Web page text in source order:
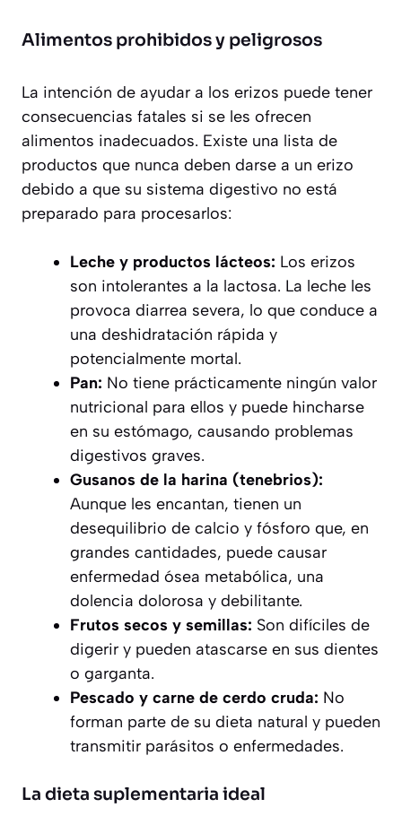
Alimentos prohibidos y peligrosos
La intención de ayudar a los erizos puede tener
consecuencias fatales si se les ofrecen
alimentos inadecuados. Existe una lista de
productos que nunca deben darse a un erizo
debido a que su sistema digestivo no está
preparado para procesarlos:
Leche y productos lácteos: Los erizos
son intolerantes a la lactosa. La leche les
provoca diarrea severa, lo que conduce a
una deshidratación rápida y
potencialmente mortal.
Pan: No tiene prácticamente ningún valor
nutricional para ellos y puede hincharse
en su estómago, causando problemas
digestivos graves.
Gusanos de la harina (tenebrios):
Aunque les encantan, tienen un
desequilibrio de calcio y fósforo que, en
grandes cantidades, puede causar
enfermedad ósea metabólica, una
dolencia dolorosa y debilitante.
Frutos secos y semillas: Son difíciles de
digerir y pueden atascarse en sus dientes
o garganta.
Pescado y carne de cerdo cruda: No
forman parte de su dieta natural y pueden
transmitir parásitos o enfermedades.
La dieta suplementaria ideal